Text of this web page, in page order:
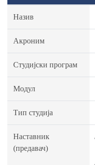
Назив
Акроним
Студијски програм
Модул
Тип студија
Наставник
(предавач)